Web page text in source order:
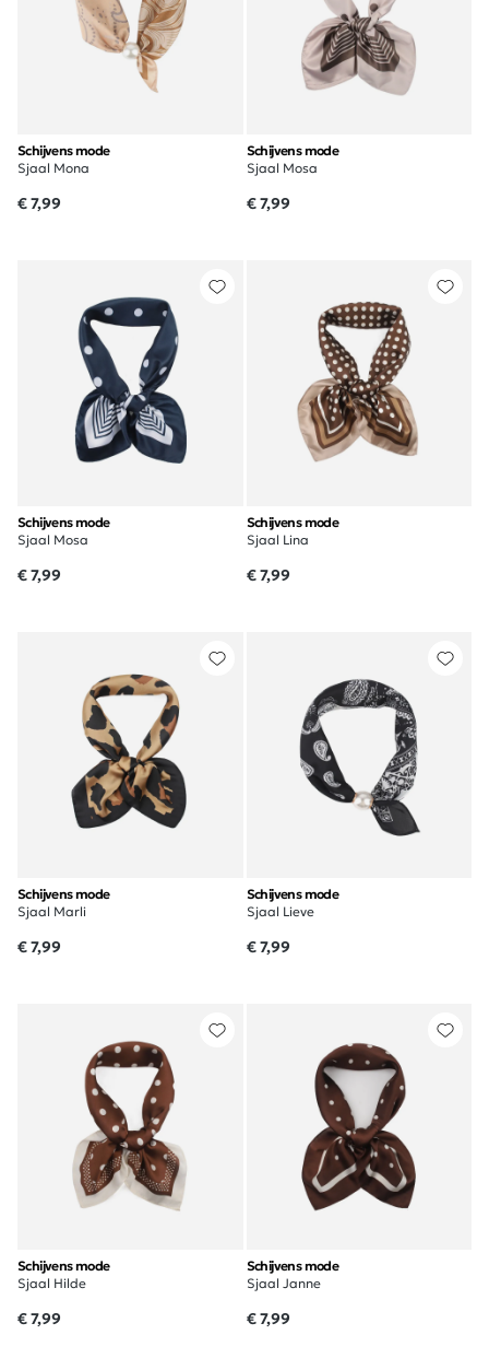
Schijvens mode
Sjaal Mona
€ 7,99
Schijvens mode
Sjaal Mosa
€ 7,99
Schijvens mode
Sjaal Mosa
€ 7,99
Schijvens mode
Sjaal Lina
€ 7,99
Schijvens mode
Sjaal Marli
€ 7,99
Schijvens mode
Sjaal Lieve
€ 7,99
Schijvens mode
Sjaal Hilde
€ 7,99
Schijvens mode
Sjaal Janne
€ 7,99